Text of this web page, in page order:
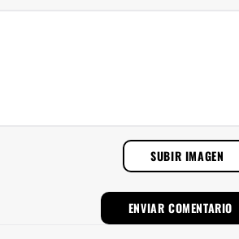
SUBIR IMAGEN